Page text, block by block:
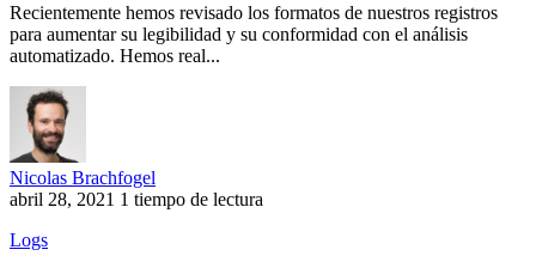
Recientemente hemos revisado los formatos de nuestros registros
para aumentar su legibilidad y su conformidad con el análisis
automatizado. Hemos real...
Nicolas Brachfogel
abril 28, 2021 1 tiempo de lectura
Logs